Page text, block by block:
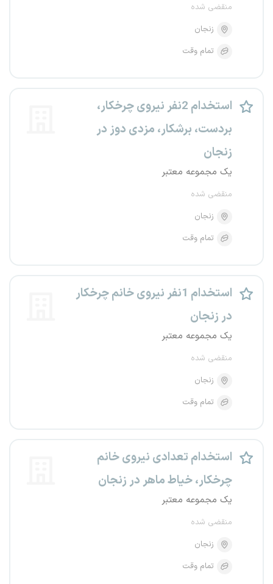
منقضی شده
زنجان
تمام وقت
استخدام 2نفر نیروی چرخکار،
بردست، برشکار، مزدی دوز در
زنجان
یک مجموعه معتبر
منقضی شده
زنجان
تمام وقت
استخدام 1نفر نیروی خانم چرخکار
در زنجان
یک مجموعه معتبر
منقضی شده
زنجان
تمام وقت
استخدام تعدادی نیروی خانم
چرخکار، خیاط ماهر در زنجان
یک مجموعه معتبر
منقضی شده
زنجان
تمام وقت